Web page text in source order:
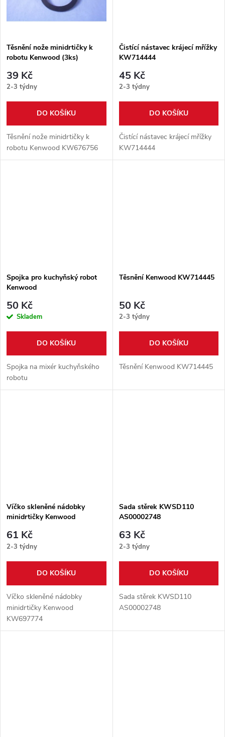
Těsnění nože minidrtičky k
robotu Kenwood (3ks)
39 Kč
2-3 týdny
DO KOŠÍKU
Těsnění nože minidrtičky k
robotu Kenwood KW676756
Čistící nástavec krájecí mřížky
KW714444
45 Kč
2-3 týdny
DO KOŠÍKU
Čistící nástavec krájecí mřížky
KW714444
Spojka pro kuchyňský robot
Kenwood
50 Kč
Skladem
DO KOŠÍKU
Spojka na mixér kuchyňského
robotu
Těsnění Kenwood KW714445
50 Kč
2-3 týdny
DO KOŠÍKU
Těsnění Kenwood KW714445
Víčko skleněné nádobky
minidrtičky Kenwood
61 Kč
2-3 týdny
DO KOŠÍKU
Víčko skleněné nádobky
minidrtičky Kenwood
KW697774
Sada stěrek KWSD110
AS00002748
63 Kč
2-3 týdny
DO KOŠÍKU
Sada stěrek KWSD110
AS00002748